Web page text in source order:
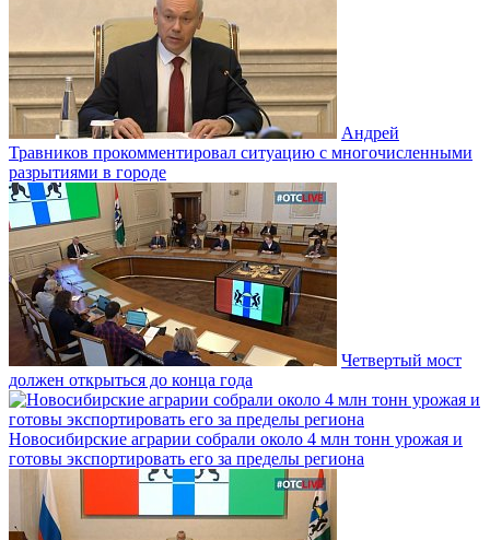
Андрей
Травников прокомментировал ситуацию с многочисленными
разрытиями в городе
Четвертый мост
должен открыться до конца года
Новосибирские аграрии собрали около 4 млн тонн урожая и
готовы экспортировать его за пределы региона